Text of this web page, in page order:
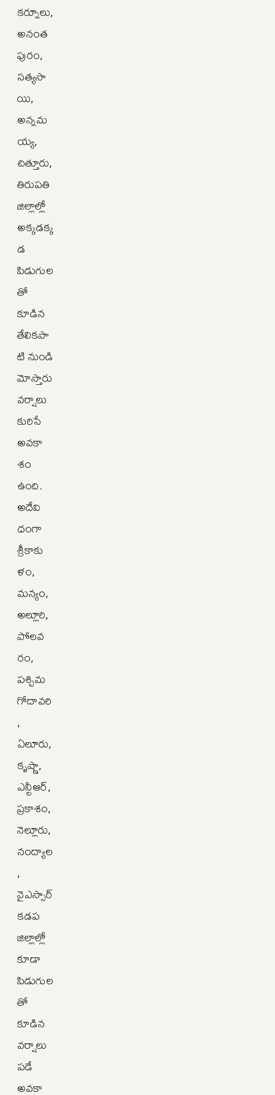
కర్నూలు,
అనంత
పురం,
సత్యసా
యి,
అన్నమ
య్య,
చిత్తూరు,
తిరుపతి
జిల్లాల్లో
అక్కడక్క
డ
పిడుగుల
తో
కూడిన
తేలికపా
టి నుండి
మోస్తారు
వర్షాలు
కురిసే
అవకా
శం
ఉంది.
అదేవి
ధంగా
శ్రీకాకు
ళం,
మన్యం,
అల్లూరి,
పోలవ
రం,
పశ్చిమ
గోదావరి
,
ఏలూరు,
కృష్ణా,
ఎన్టీఆర్,
ప్రకాశం,
నెల్లూరు,
నంద్యాల
,
వైఎస్సార్‌
కడప
జిల్లాల్లో
కూడా
పిడుగుల
తో
కూడిన
వర్షాలు
పడే
అవకా